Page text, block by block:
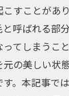
すことがあ
呼ばれる部
てしまうこ
の美しい状
。本記事で